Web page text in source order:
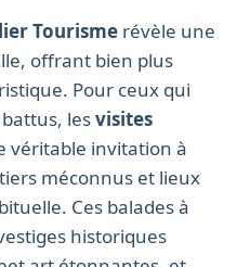
Tourisme révèle une
offrant bien plus
Pour ceux qui
lesvisites
véritable invitation à
méconnus et lieux
Ces balades à
historiques